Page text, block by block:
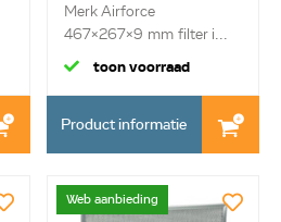
Merk Airforce
467x267x9 mm filter i...
toon voorraad
Product informatie
Web aanbieding